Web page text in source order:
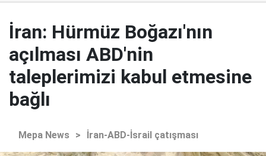
İran: Hürmüz Boğazı'nın
açılması ABD'nin
taleplerimizi kabul etmesine
bağlı
Mepa News > İran-ABD-İsrail çatışması